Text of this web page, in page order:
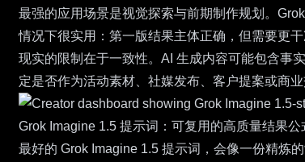
最强的应用场景是视觉探索与前期制作规划。
情况下很实用：第一版结果主体正确，但需要更
现实的限制在于一致性。AI 生成内容可能包含事
定是否作为活动素材、社媒发布、客户提案或商业
Grok Imagine 1.5 提示词：可复用的高质量结果公
最好的 Grok Imagine 1.5 提示词，会像一份精炼